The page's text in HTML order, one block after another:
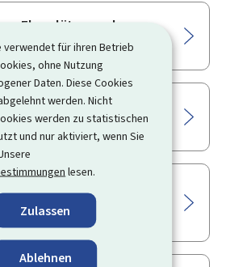
verwendet für ihren Betrieb
ohne Nutzung
Daten. Diese Cookies
werden. Nicht
werden zu statistischen
und nur aktiviert, wenn Sie
lesen.
Zulassen
Ablehnen
Flugplätze und
Flugplätze und
ANSP
Flugplätze und
einer ATFM-